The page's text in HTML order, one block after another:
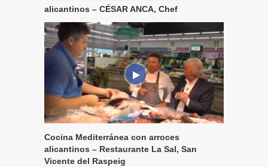
alicantinos – CÉSAR ANCA, Chef
Cocina Mediterránea con arroces
alicantinos – Restaurante La Sal, San
Vicente del Raspeig